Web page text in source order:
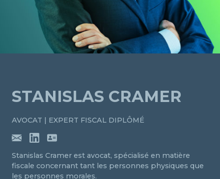
STANISLAS CRAMER
AVOCAT | EXPERT FISCAL DIPLÔMÉ
Stanislas Cramer est avocat, spécialisé en matière
fiscale concernant tant les personnes physiques que
les personnes morales.